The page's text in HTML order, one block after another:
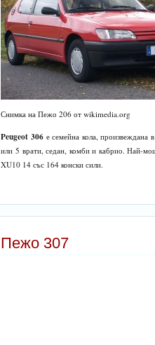
Снимка на Пежо 206 от wikimedia.org
Peugeot 306е семейна кола, произвеждана
или 5 врати, седан, комби и кабрио. Най-
XU10 14 със 164 конски сили.
Пежо 307